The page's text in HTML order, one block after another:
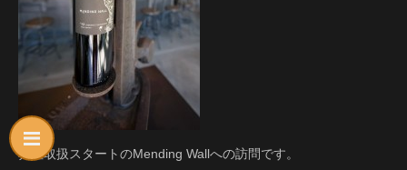
弊社取扱スタートのMending Wallへの訪問です。